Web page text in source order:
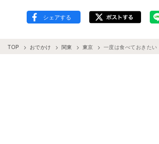
TOP おでかけ 関東 東京 一度は食べておきた